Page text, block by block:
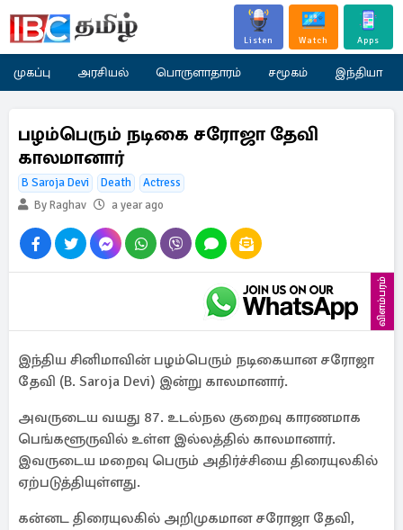
Listen Watch Apps
முகப்பு அரசியல் பொருளாதாரம் சமூகம் இந்தியா
பழம்பெரும் நடிகை சரோஜா தேவி
காலமானார்
B Saroja Devi Death
Actress
By Raghav
a year ago
விளம்பரம்
இந்திய சினிமாவின் பழம்பெரும் நடிகையான சரோஜா
தேவி (B. Saroja Devi) இன்று காலமானார்.
அவருடைய வயது 87. உடல்நல குறைவு காரணமாக
பெங்களூருவில் உள்ள இல்லத்தில் காலமானார்.
இவருடைய மறைவு பெரும் அதிர்ச்சியை திரையுலகில்
ஏற்படுத்தியுள்ளது.
கன்னட திரையுலகில் அறிமுகமான சரோஜா தேவி,